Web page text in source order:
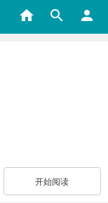
开始阅读